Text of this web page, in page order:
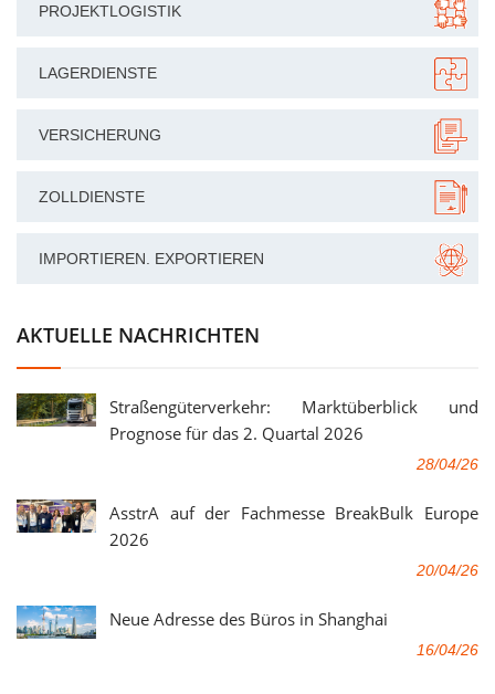
PROJEKTLOGISTIK
LAGERDIENSTE
VERSICHERUNG
ZOLLDIENSTE
IMPORTIEREN. EXPORTIEREN
AKTUELLE NACHRICHTEN
Straßengüterverkehr: Marktüberblick und
Prognose für das 2. Quartal 2026
28/04/26
AsstrA auf der Fachmesse BreakBulk Europe
2026
20/04/26
Neue Adresse des Büros in Shanghai
16/04/26